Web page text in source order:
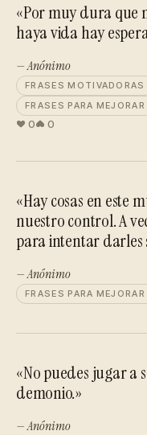
«Por muy dura que
haya vida hay
— Anónimo
FRASES MOTIVADORAS
FRASES PARA
0 0
«Hay cosas en este
nuestro control. A
para intentar darles
— Anónimo
FRASES PARA
«No puedes jugar a
demonio.»
— Anónimo